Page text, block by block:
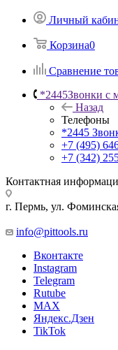
Личный
Корзина0
Сравнение
*2445Звонки с
Назад
Телефоны
*2445
+7 (495)
+7 (342)
Контактная
г. Пермь, ул.
info@pittools.ru
Вконтакте
Instagram
Telegram
Rutube
MAX
Яндекс.Дзен
TikTok